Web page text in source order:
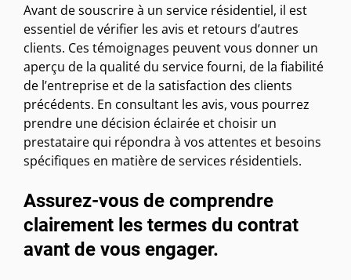
Avant de souscrire à un service résidentiel, il est
essentiel de vérifier les avis et retours d’autres
clients. Ces témoignages peuvent vous donner un
aperçu de la qualité du service fourni, de la fiabilité
de l’entreprise et de la satisfaction des clients
précédents. En consultant les avis, vous pourrez
prendre une décision éclairée et choisir un
prestataire qui répondra à vos attentes et besoins
spécifiques en matière de services résidentiels.
Assurez-vous de comprendre
clairement les termes du contrat
avant de vous engager.